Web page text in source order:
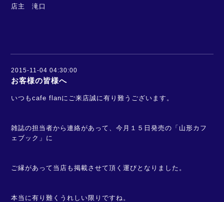
店主 滝口
2015-11-04 04:30:00
お客様の皆様へ
いつもcafe flanにご来店誠に有り難うございます。
雑誌の担当者から連絡があって、今月１５日発売の「山形カフ
ェブック」に
ご縁があって当店も掲載させて頂く運びとなりました。
本当に有り難くうれしい限りですね。